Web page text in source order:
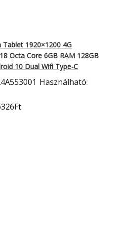
1920×1200 4G
Octa Core 6GB RAM 128GB
10 Dual Wifi Type-C
Használható: